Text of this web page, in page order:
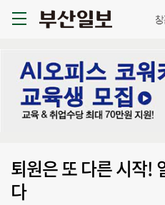
퇴원은 또 다른 시작!
다